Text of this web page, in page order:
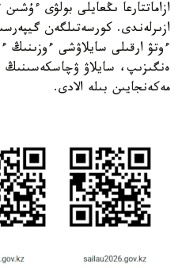
ازاماتتارعا ىڭعايلى بولۋى
ازىرلەندى. كورسەتىلگەن
ءوتۋ ارقىلى سايلاۋشى
ەنگىزىپ، سايلاۋ
مەكەنجايىن بىلە الادى.